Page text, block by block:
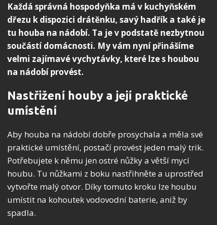
Každá správná hospodyňka má v kuchyňském
dřezu k dispozici drátěnku, savý hadřík a také je
tu houba na nádobí. Ta je v podstatě nezbytnou
součástí domácnosti. My vám nyní přinášíme
velmi zajímavé vychytávky, které lze s houbou
na nádobí provést.
Nastřižení houby a její praktické
umístění
Aby houba na nádobí dobře prosychala a měla své
praktické umístění, postačí provést jeden malý trik.
Potřebujete k němu jen ostré nůžky a větší mycí
houbu. Tu nůžkami z boku nastřihněte a uprostřed
vytvořte malý otvor. Díky tomuto kroku lze houbu
umístit na kohoutek vodovodní baterie, aniž by
spadla.